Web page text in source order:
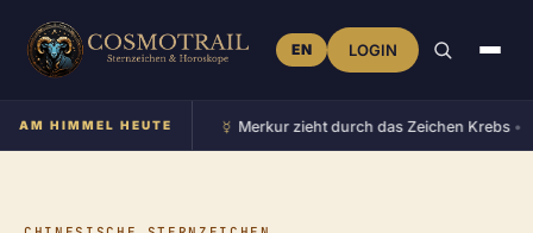
EN LOGIN
AM HIMMEL HEUTE
Zeichen Stier • Merkur zieht durch das Zeichen Krebs•